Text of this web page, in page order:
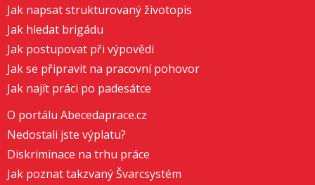
Jak napsat strukturovaný životopis
Jak hledat brigádu
Jak postupovat při výpovědi
Jak se připravit na pracovní pohovor
Jak najít práci po padesátce
O portálu Abecedaprace.cz
Nedostali jste výplatu?
Diskriminace na trhu práce
Jak poznat takzvaný Švarcsystém